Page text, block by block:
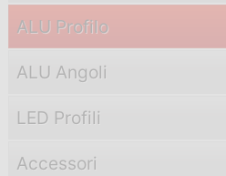
ALU Profilo
ALU Angoli
LED Profili
Accessori